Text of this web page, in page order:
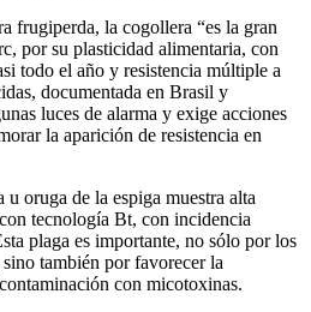
frugiperda, la cogollera “es la gran
por su plasticidad alimentaria, con
todo el año y resistencia múltiple a
documentada en Brasil y
luces de alarma y exige acciones
la aparición de resistencia en
oruga de la espiga muestra alta
tecnología Bt, con incidencia
plaga es importante, no sólo por los
también por favorecer la
con micotoxinas.